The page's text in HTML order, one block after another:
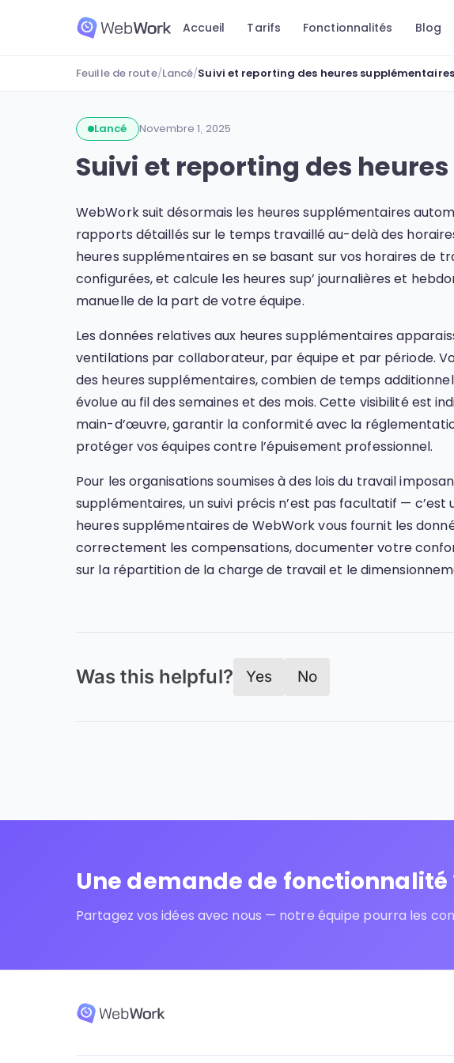
Accueil Tarifs Fonctionnalités Blog
Feuille de route/Lancé/Suivi et reporting des heures supplémentaires
Lancé Novembre 1, 2025
Suivi et reporting des
WebWork suit désormais les heures supplémentaires
rapports détaillés sur le temps travaillé au-delà des
heures supplémentaires en se basant sur vos horaires de
configurées, et calcule les heures sup’ journalières et
manuelle de la part de votre équipe.
Les données relatives aux heures supplémentaires
ventilations par collaborateur, par équipe et par période.
des heures supplémentaires, combien de temps
évolue au fil des semaines et des mois. Cette visibilité est
main-d’œuvre, garantir la conformité avec la
protéger vos équipes contre l’épuisement professionnel.
Pour les organisations soumises à des lois du travail
supplémentaires, un suivi précis n’est pas facultatif —
heures supplémentaires de WebWork vous fournit les
correctement les compensations, documenter votre
sur la répartition de la charge de travail et le
Was this helpful? Yes No
Une demande de fonctionnalité
Partagez vos idées avec nous — notre équipe pourra les